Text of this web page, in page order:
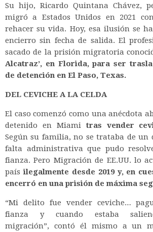
Su hijo, Ricardo Quintana Chávez,
migró a Estados Unidos en 2021
rehacer su vida. Hoy, esa ilusión se
encierro sin fecha de salida. El
sacado de la prisión migratoria
Alcatraz’, en Florida, para ser
de detención en El Paso, Texas.
DEL CEVICHE A LA CELDA
El caso comenzó como una anécdota
detenido en Miami tras vender
Según su familia, no se trataba de un
falta administrativa que pudo
fianza. Pero Migración de EE.UU. lo
paísilegalmente desde 2019 y, en
encerró en una prisión de máxima
“Mi delito fue vender ceviche…
fianza y cuando estaba
migración”, contó él mismo a un